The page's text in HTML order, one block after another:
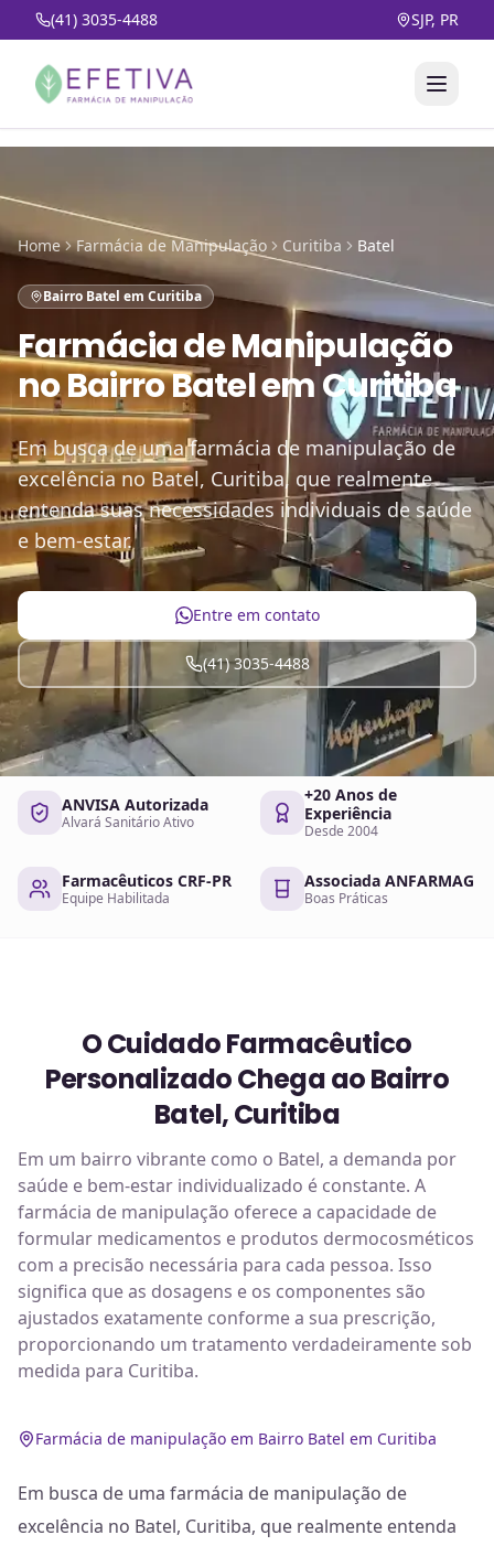
(41) 3035-4488 SJP, PR
Home Farmácia de Manipulação Curitiba Batel
Bairro Batel em Curitiba
Farmácia de Manipulação
noBairro Batel em Curitiba
Em busca de uma farmácia de manipulação de
excelência no Batel, Curitiba, que realmente
entenda suas necessidades individuais de saúde
e bem-estar.
Entre em contato
(41) 3035-4488
ANVISA Autorizada
Alvará Sanitário Ativo
+20 Anos de
Experiência
Desde 2004
Farmacêuticos CRF-PR
Equipe Habilitada
Associada ANFARMAG
Boas Práticas
O Cuidado Farmacêutico
Personalizado Chega ao Bairro
Batel, Curitiba
Em um bairro vibrante como o Batel, a demanda por
saúde e bem-estar individualizado é constante. A
farmácia de manipulação oferece a capacidade de
formular medicamentos e produtos dermocosméticos
com a precisão necessária para cada pessoa. Isso
significa que as dosagens e os componentes são
ajustados exatamente conforme a sua prescrição,
proporcionando um tratamento verdadeiramente sob
medida para Curitiba.
Farmácia de manipulação em Bairro Batel em Curitiba
Em busca de uma farmácia de manipulação de
excelência no Batel, Curitiba, que realmente entenda